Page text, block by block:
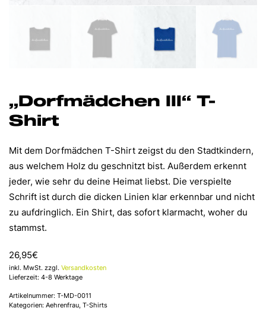
„Dorfmädchen III“ T-
Shirt
Mit dem Dorfmädchen T-Shirt zeigst du den Stadtkindern,
aus welchem Holz du geschnitzt bist. Außerdem erkennt
jeder, wie sehr du deine Heimat liebst. Die verspielte
Schrift ist durch die dicken Linien klar erkennbar und nicht
zu aufdringlich. Ein Shirt, das sofort klarmacht, woher du
stammst.
26,95€
inkl. MwSt. zzgl. Versandkosten
Lieferzeit: 4-8 Werktage
Artikelnummer: T-MD-0011
Kategorien: Aehrenfrau T-Shirts